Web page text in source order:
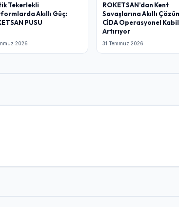
Tekerlekli
Akıllı Güç:
PUSU
2026
ROKETSAN’dan Kent
Savaşlarına Akıllı
CİDA Operasyonel
Artırıyor
31 Temmuz 2026